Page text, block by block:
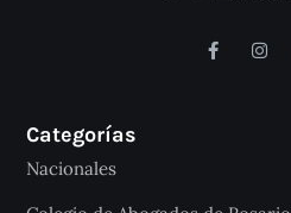
Categorías
Nacionales